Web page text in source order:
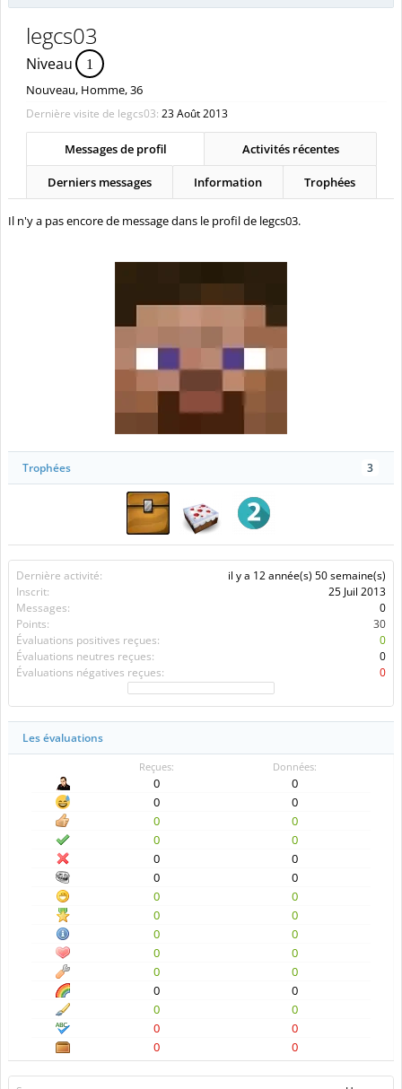
Trophées 3
Dernière activité:
il y a 12 année(s) 50 semaine(s)
Inscrit:
25 Juil 2013
Messages:
0
Points:
30
Évaluations positives reçues:
0
Évaluations neutres reçues:
0
Évaluations négatives reçues:
0
Les évaluations
Reçues: Données:
0
0
0
0
0
0
0
0
0
0
0
0
0
0
0
0
0
0
0
0
0
0
0
0
0
0
0
0
0
0
legcs03
Niveau 1
Nouveau, Homme, 36
Dernière visite de legcs03: 23 Août 2013
Messages de profil Activités récentes
Derniers messages Information Trophées
Il n'y a pas encore de message dans le profil de legcs03.